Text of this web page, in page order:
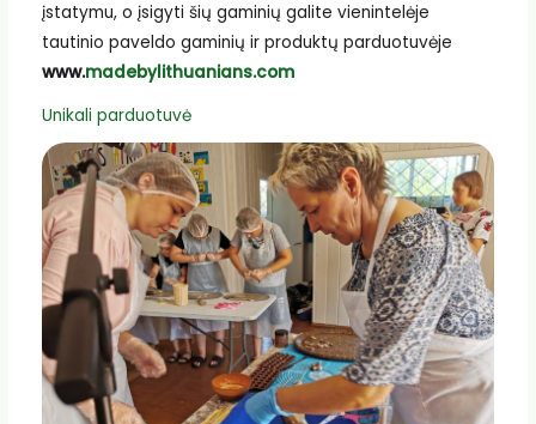
įstatymu, o įsigyti šių gaminių galite vienintelėje
tautinio paveldo gaminių ir produktų parduotuvėje
www.madebylithuanians.com
Unikali parduotuvė